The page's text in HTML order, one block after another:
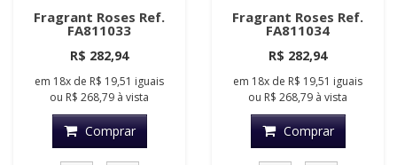
Fragrant Roses Ref.
FA811033
R$ 282,94
em 18x de R$ 19,51 iguais
ou R$ 268,79 à vista
Comprar
Fragrant Roses Ref.
FA811034
R$ 282,94
em 18x de R$ 19,51 iguais
ou R$ 268,79 à vista
Comprar